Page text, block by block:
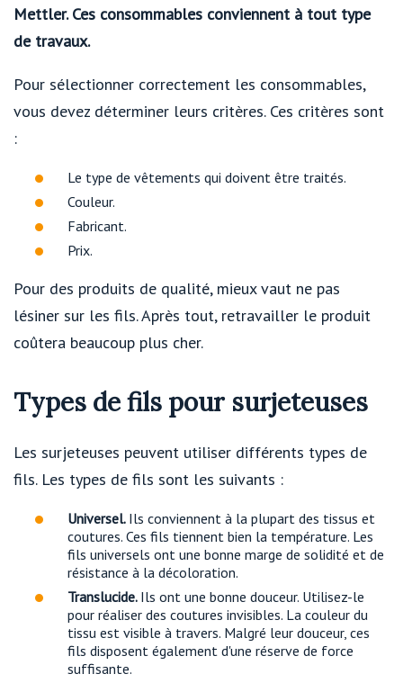
Mettler. Ces consommables conviennent à tout type
de travaux.
Pour sélectionner correctement les consommables,
vous devez déterminer leurs critères. Ces critères sont
:
Le type de vêtements qui doivent être traités.
Couleur.
Fabricant.
Prix.
Pour des produits de qualité, mieux vaut ne pas
lésiner sur les fils. Après tout, retravailler le produit
coûtera beaucoup plus cher.
Types de fils pour surjeteuses
Les surjeteuses peuvent utiliser différents types de
fils. Les types de fils sont les suivants :
Universel. Ils conviennent à la plupart des tissus et
coutures. Ces fils tiennent bien la température. Les
fils universels ont une bonne marge de solidité et de
résistance à la décoloration.
Translucide. Ils ont une bonne douceur. Utilisez-le
pour réaliser des coutures invisibles. La couleur du
tissu est visible à travers. Malgré leur douceur, ces
fils disposent également d'une réserve de force
suffisante.